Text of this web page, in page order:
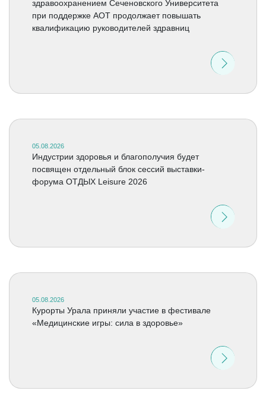
здравоохранением Сеченовского Университета
при поддержке АОТ продолжает повышать
квалификацию руководителей здравниц
05.08.2026
Индустрии здоровья и благополучия будет
посвящен отдельный блок сессий выставки-
форума ОТДЫХ Leisure 2026
05.08.2026
Курорты Урала приняли участие в фестивале
«Медицинские игры: сила в здоровье»